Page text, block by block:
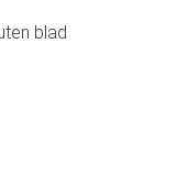
blad